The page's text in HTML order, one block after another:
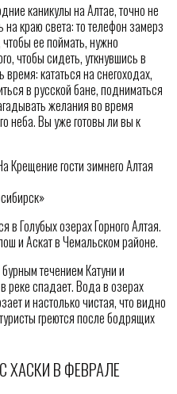
каникулы на Алтае, точно не
краю света: то телефон замерз
ее поймать, нужно
чтобы сидеть, уткнувшись в
кататься на снегоходах,
в русской бане, подниматься
желания во время
неба. Вы уже готовы ли вы к
Крещение гости зимнего Алтая
в Голубых озерах Горного Алтая.
и Аскат в Чемальском районе.
течением Катуни и
реке спадает. Вода в озерах
и настолько чистая, что видно
греются после бодрящих
ХАСКИ В ФЕВРАЛЕ